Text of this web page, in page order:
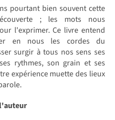
pourtant bien souvent cette
; les mots nous
l'exprimer. Ce livre entend
en nous les cordes du
surgir à tous nos sens ses
rythmes, son grain et ses
expérience muette des lieux